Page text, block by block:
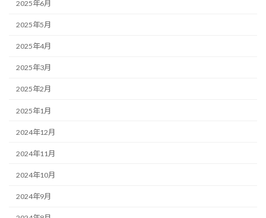
2025年6月
2025年5月
2025年4月
2025年3月
2025年2月
2025年1月
2024年12月
2024年11月
2024年10月
2024年9月